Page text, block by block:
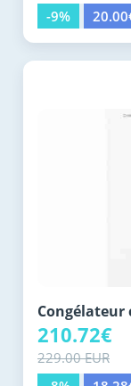
-9%
Congélateur
210.72€
229.00 EUR